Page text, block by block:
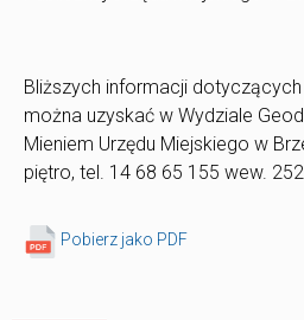
Bliższych informacji
można uzyskać w Wydziale
Mieniem Urzędu Miejskiego w
piętro, tel. 14 68 65 155 wew. 252.
Pobierz jako PDF